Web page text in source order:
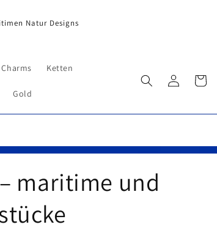
Natur Designs
Charms Ketten
Gold
EinloggenWarenkorb
maritime und